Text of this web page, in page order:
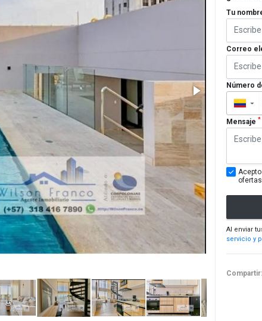
Tu
Correo
Número
▼
Mensaje *
Al enviar
servicio y
Compartir: